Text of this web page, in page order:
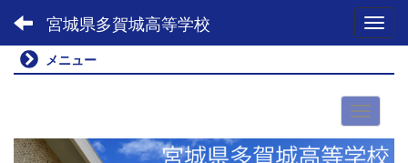
宮城県多賀城高等学校
メニュー